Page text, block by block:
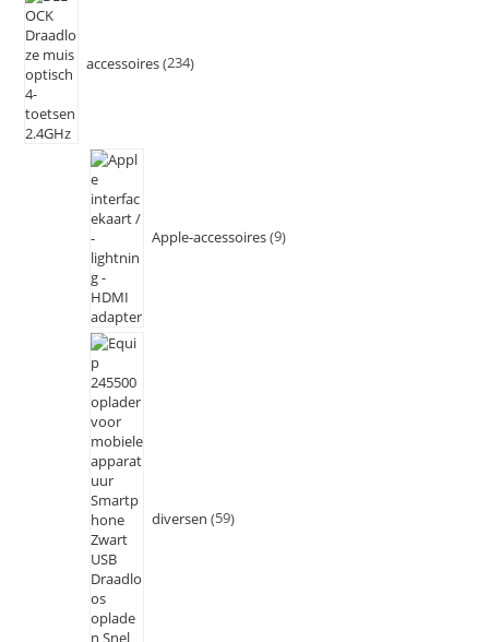
accessoires 234
Apple-accessoires 9
diversen 59